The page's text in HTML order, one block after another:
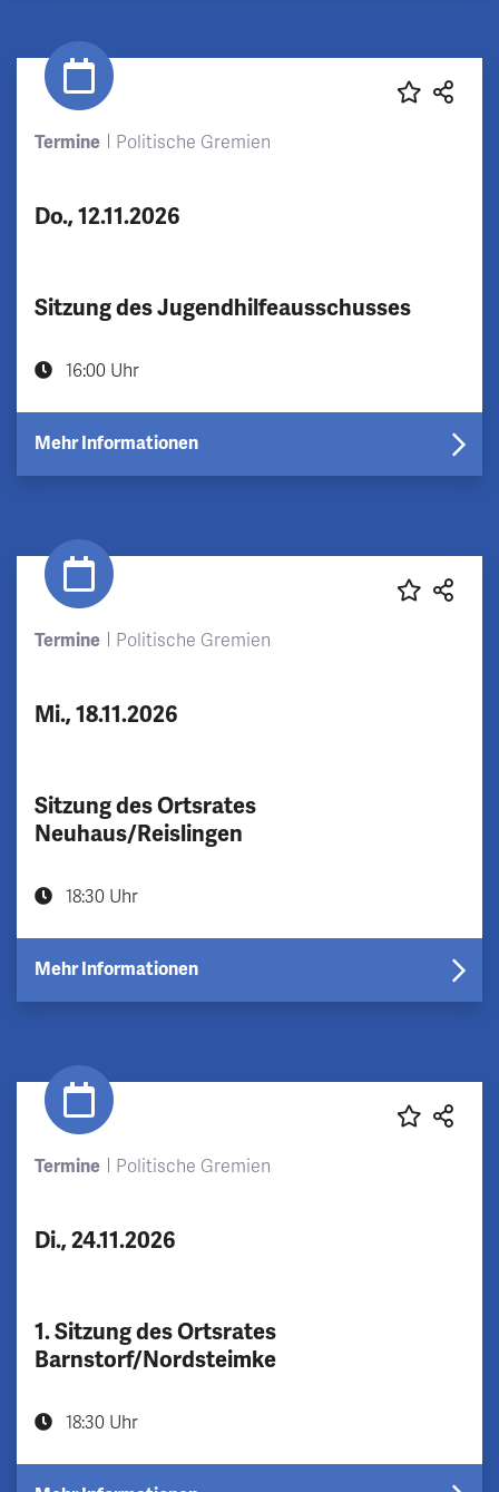
Termine Politische Gremien
Do., 12.11.2026
Sitzung des Jugendhilfeausschusses
16:00 Uhr
Mehr Informationen
Termine Politische Gremien
Mi., 18.11.2026
Sitzung des Ortsrates
Neuhaus/Reislingen
18:30 Uhr
Mehr Informationen
Termine Politische Gremien
Di., 24.11.2026
1. Sitzung des Ortsrates
Barnstorf/Nordsteimke
18:30 Uhr